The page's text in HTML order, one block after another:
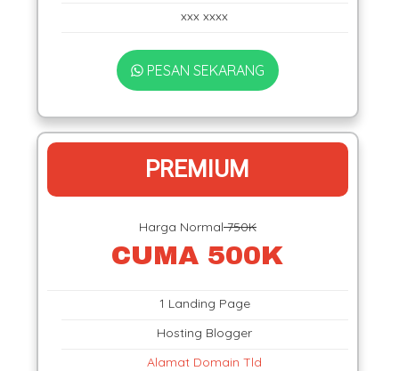
xxx xxxx
PESAN SEKARANG
PREMIUM
Harga Normal750K
CUMA 500K
1 Landing Page
Hosting Blogger
Alamat Domain Tld